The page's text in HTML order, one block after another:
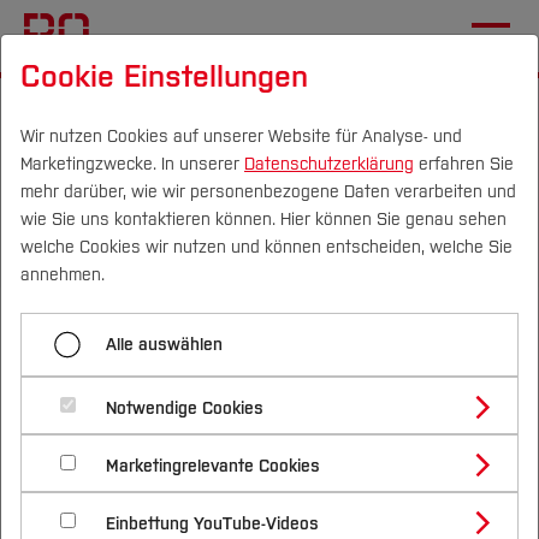
Campus Personen DE|EN Quicklinks
Studium
Studienangebote
Bachelorstudiengänge
Masterstudiengänge
Vor dem Studium
Bewerben & Einschreiben
Bewerbungsportal
Im Studium
Studienbüros und Prüfungen
Nach dem Studium
Forschung & Transfer
Profil
Forschungs- und Transferprofil
Schwerpunkte (FuT)
Beratung & Förderung
Nachhaltigkeit
Nachhaltigkeit studieren
International
Fachgebiete
Menü aufklappen
Aktuelles
Studieren im Fachbereich
Forschung und Entwicklung
Fachgebiete
Institute
Cookie Einstellungen
Wir nutzen Cookies auf unserer Website für Analyse- und
Marketingzwecke. In unserer Datenschutzerklärung erfahren Sie
mehr darüber, wie wir personenbezogene Daten verarbeiten und
wie Sie uns kontaktieren können. Hier können Sie genau sehen
welche Cookies wir nutzen und können entscheiden, welche Sie
annehmen.
Alle auswählen
Notwendige Cookies
Marketingrelevante Cookies
Einbettung YouTube-Videos